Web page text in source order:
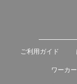
ご利用ガイド
ワーカ